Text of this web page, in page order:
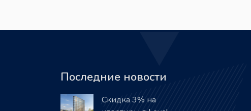
Последние новости
Скидка 3% на